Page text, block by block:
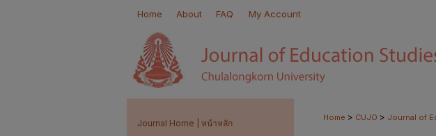
Home About FAQ My Account
Home > CUJO > Journal of
Journal Home | หน้าหลัก